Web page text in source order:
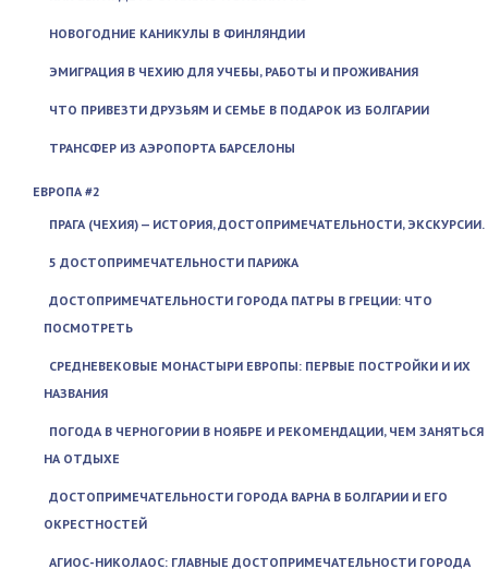
НОВОГОДНИЕ КАНИКУЛЫ В ФИНЛЯНДИИ
ЭМИГРАЦИЯ В ЧЕХИЮ ДЛЯ УЧЕБЫ, РАБОТЫ И ПРОЖИВАНИЯ
ЧТО ПРИВЕЗТИ ДРУЗЬЯМ И СЕМЬЕ В ПОДАРОК ИЗ БОЛГАРИИ
ТРАНСФЕР ИЗ АЭРОПОРТА БАРСЕЛОНЫ
ЕВРОПА #2
ПРАГА (ЧЕХИЯ) — ИСТОРИЯ, ДОСТОПРИМЕЧАТЕЛЬНОСТИ, ЭКСКУРСИИ.
5 ДОСТОПРИМЕЧАТЕЛЬНОСТИ ПАРИЖА
ДОСТОПРИМЕЧАТЕЛЬНОСТИ ГОРОДА ПАТРЫ В ГРЕЦИИ: ЧТО
ПОСМОТРЕТЬ
СРЕДНЕВЕКОВЫЕ МОНАСТЫРИ ЕВРОПЫ: ПЕРВЫЕ ПОСТРОЙКИ И ИХ
НАЗВАНИЯ
ПОГОДА В ЧЕРНОГОРИИ В НОЯБРЕ И РЕКОМЕНДАЦИИ, ЧЕМ ЗАНЯТЬСЯ
НА ОТДЫХЕ
ДОСТОПРИМЕЧАТЕЛЬНОСТИ ГОРОДА ВАРНА В БОЛГАРИИ И ЕГО
ОКРЕСТНОСТЕЙ
АГИОС-НИКОЛАОС: ГЛАВНЫЕ ДОСТОПРИМЕЧАТЕЛЬНОСТИ ГОРОДА